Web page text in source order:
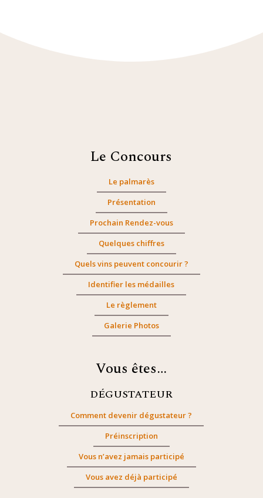
Le Concours
Le palmarès
Présentation
Prochain Rendez-vous
Quelques chiffres
Quels vins peuvent concourir ?
Identifier les médailles
Le règlement
Galerie Photos
Vous êtes…
DÉGUSTATEUR
Comment devenir dégustateur ?
Préinscription
Vous n’avez jamais participé
Vous avez déjà participé